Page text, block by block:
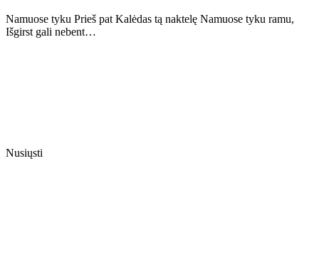
Namuose tyku Prieš pat Kalėdas tą naktelę Namuose tyku ramu,
Išgirst gali nebent…
Nusiųsti